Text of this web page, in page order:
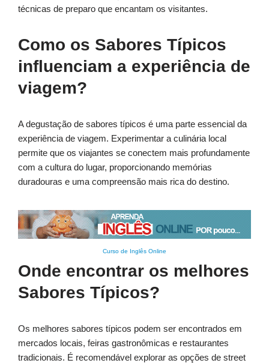
técnicas de preparo que encantam os visitantes.
Como os Sabores Típicos
influenciam a experiência de
viagem?
A degustação de sabores típicos é uma parte essencial da
experiência de viagem. Experimentar a culinária local
permite que os viajantes se conectem mais profundamente
com a cultura do lugar, proporcionando memórias
duradouras e uma compreensão mais rica do destino.
Curso de Inglês Online
Onde encontrar os melhores
Sabores Típicos?
Os melhores sabores típicos podem ser encontrados em
mercados locais, feiras gastronômicas e restaurantes
tradicionais. É recomendável explorar as opções de street